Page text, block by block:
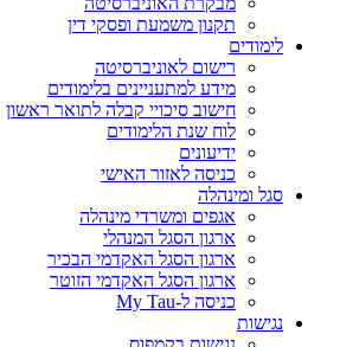
תקנון משמעת ופסקי דין
לימודים
רישום לאוניברסיטה
מידע למתעניינים בלימודים
חישוב סיכויי קבלה לתואר ראשון
לוח שנת הלימודים
ידיעונים
כניסה לאזור האישי
סגל ומינהלה
אגפים ומשרדי מינהלה
ארגון הסגל המנהלי
ארגון הסגל האקדמי הבכיר
ארגון הסגל האקדמי הזוטר
כניסה ל-My Tau
נגישות